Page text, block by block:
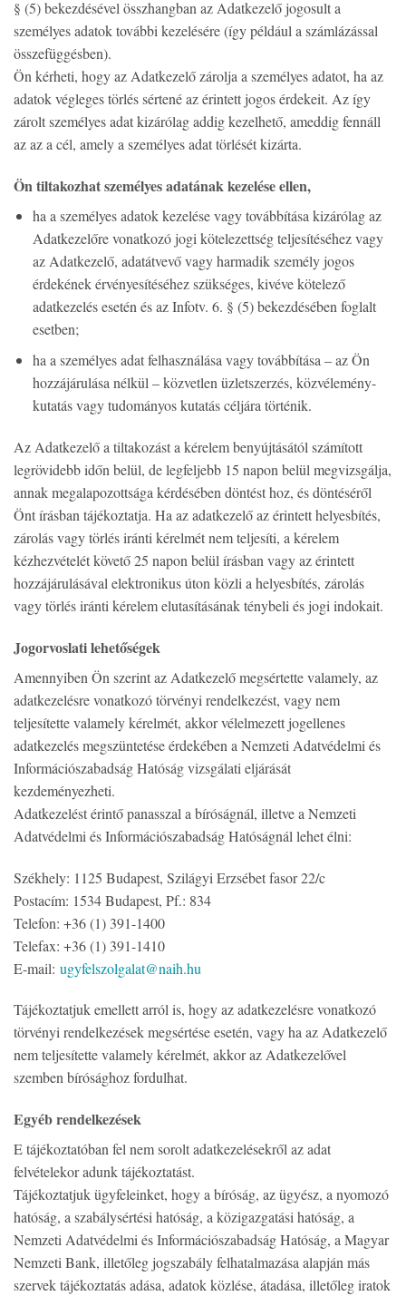
§ (5) bekezdésével összhangban az Adatkezelő jogosult a
személyes adatok további kezelésére (így például a számlázással
összefüggésben).
Ön kérheti, hogy az Adatkezelő zárolja a személyes adatot, ha az
adatok végleges törlés sértené az érintett jogos érdekeit. Az így
zárolt személyes adat kizárólag addig kezelhető, ameddig fennáll
az az a cél, amely a személyes adat törlését kizárta.
Ön tiltakozhat személyes adatának kezelése ellen,
ha a személyes adatok kezelése vagy továbbítása kizárólag az
Adatkezelőre vonatkozó jogi kötelezettség teljesítéséhez vagy
az Adatkezelő, adatátvevő vagy harmadik személy jogos
érdekének érvényesítéséhez szükséges, kivéve kötelező
adatkezelés esetén és az Infotv. 6. § (5) bekezdésében foglalt
esetben;
ha a személyes adat felhasználása vagy továbbítása – az Ön
hozzájárulása nélkül – közvetlen üzletszerzés, közvélemény-
kutatás vagy tudományos kutatás céljára történik.
Az Adatkezelő a tiltakozást a kérelem benyújtásától számított
legrövidebb időn belül, de legfeljebb 15 napon belül megvizsgálja,
annak megalapozottsága kérdésében döntést hoz, és döntéséről
Önt írásban tájékoztatja. Ha az adatkezelő az érintett helyesbítés,
zárolás vagy törlés iránti kérelmét nem teljesíti, a kérelem
kézhezvételét követő 25 napon belül írásban vagy az érintett
hozzájárulásával elektronikus úton közli a helyesbítés, zárolás
vagy törlés iránti kérelem elutasításának ténybeli és jogi indokait.
Jogorvoslati lehetőségek
Amennyiben Ön szerint az Adatkezelő megsértette valamely, az
adatkezelésre vonatkozó törvényi rendelkezést, vagy nem
teljesítette valamely kérelmét, akkor vélelmezett jogellenes
adatkezelés megszüntetése érdekében a Nemzeti Adatvédelmi és
Információszabadság Hatóság vizsgálati eljárását
kezdeményezheti.
Adatkezelést érintő panasszal a bíróságnál, illetve a Nemzeti
Adatvédelmi és Információszabadság Hatóságnál lehet élni:
Székhely: 1125 Budapest, Szilágyi Erzsébet fasor 22/c
Postacím: 1534 Budapest, Pf.: 834
Telefon: +36 (1) 391-1400
Telefax: +36 (1) 391-1410
E-mail: ugyfelszolgalat@naih.hu
Tájékoztatjuk emellett arról is, hogy az adatkezelésre vonatkozó
törvényi rendelkezések megsértése esetén, vagy ha az Adatkezelő
nem teljesítette valamely kérelmét, akkor az Adatkezelővel
szemben bírósághoz fordulhat.
Egyéb rendelkezések
E tájékoztatóban fel nem sorolt adatkezelésekről az adat
felvételekor adunk tájékoztatást.
Tájékoztatjuk ügyfeleinket, hogy a bíróság, az ügyész, a nyomozó
hatóság, a szabálysértési hatóság, a közigazgatási hatóság, a
Nemzeti Adatvédelmi és Információszabadság Hatóság, a Magyar
Nemzeti Bank, illetőleg jogszabály felhatalmazása alapján más
szervek tájékoztatás adása, adatok közlése, átadása, illetőleg iratok